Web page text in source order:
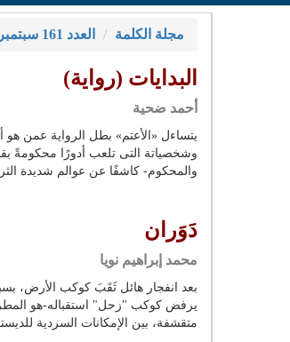
مجلة الكلمة العدد 161 سبتمبر 2020
البدايات (رواية)
أحمد ضحية
يتساءل «الأعتم» بطل الرواية عمن
وشخصياتة التى تلعب أدورًا محكومةً
والمحكوم- كاشفًا عن عوالم شديدة
دَوَران
محمد إبراهيم نويا
بعد انفجار هائل ثَقَبَ كوكب الأرض،
يرفض كوكب "زحل" استقباله-هو
متقشفة، بين الإمكانات السردية